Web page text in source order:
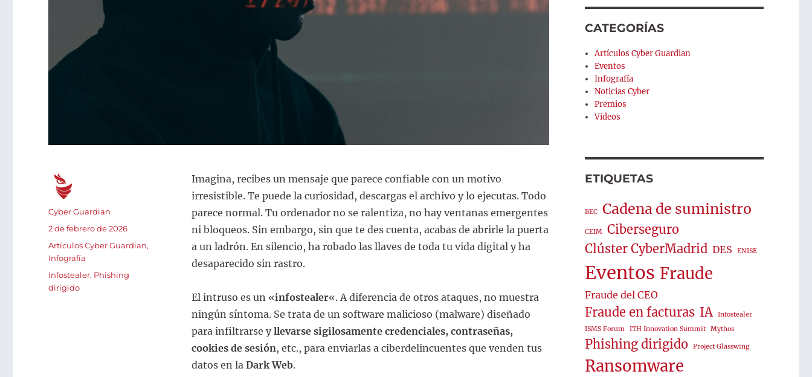
Imagina, recibes un mensaje que parece confiable con un motivo
irresistible. Te puede la curiosidad, descargas el archivo y lo ejecutas. Todo
parece normal. Tu ordenador no se ralentiza, no hay ventanas emergentes
ni bloqueos. Sin embargo, sin que te des cuenta, acabas de abrirle la puerta
a un ladrón. En silencio, ha robado las llaves de toda tu vida digital y ha
desaparecido sin rastro.
El intruso es un «infostealer«. A diferencia de otros ataques, no muestra
ningún síntoma. Se trata de un software malicioso (malware) diseñado
para infiltrarse yllevarse sigilosamente credenciales, contraseñas,
cookies de sesión, etc., para enviarlas a ciberdelincuentes que venden tus
datos en la Dark Web.
Autor
Cyber Guardian
Publicado
2 de febrero de 2026
Categorías
Artículos Cyber Guardian,
Infografía
Etiquetas
Infostealer, Phishing
dirigido
CATEGORÍAS
Artículos Cyber Guardian
Eventos
Infografía
Noticias Cyber
Premios
Vídeos
ETIQUETAS
BEC Cadena de suministro
CEIM
Ciberseguro
Clúster CyberMadrid DES ENISE
Eventos Fraude
Fraude del CEO
Fraude en facturas IA
Infostealer
ISMS Forum
ITH Innovation Summit Mythos
Phishing dirigido Project Glasswing
Ransomware